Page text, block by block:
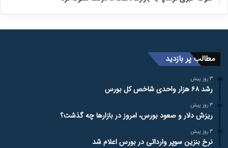
مطالب پر بازدید
3 روز پیش
رشد ۶۸ هزار واحدی شاخص کل بورس
3 روز پیش
ریزش دلار و صعود بورس، امروز در بازارها چه گذشت؟
3 روز پیش
نرخ بنزین سوپر وارداتی در بورس اعلام شد